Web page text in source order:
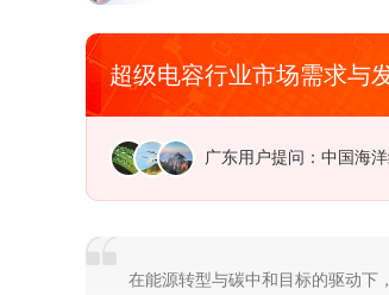
超级电容行业市场需求与
广东用户提问：中国海
福建用户提问：5G牌照
在能源转型与碳中和目标的驱动下